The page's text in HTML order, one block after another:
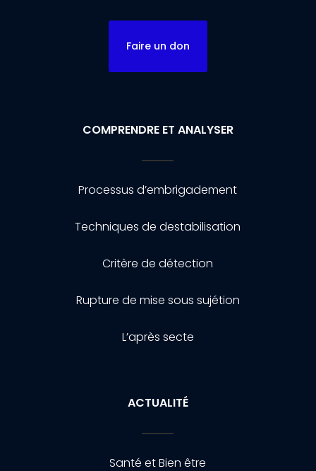
Faire un don
COMPRENDRE ET ANALYSER
Processus d’embrigadement
Techniques de destabilisation
Critère de détection
Rupture de mise sous sujétion
L’après secte
ACTUALITÉ
Santé et Bien être